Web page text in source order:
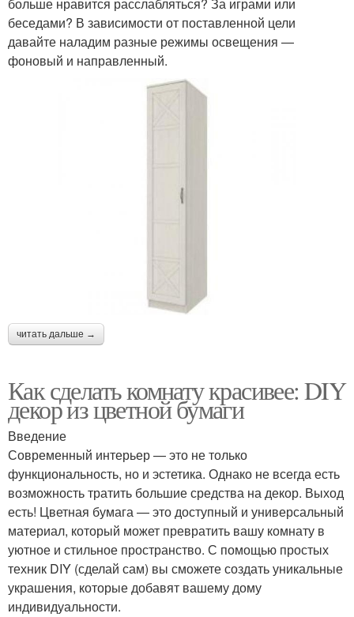
больше нравится расслабляться? За играми или
беседами? В зависимости от поставленной цели
давайте наладим разные режимы освещения —
фоновый и направленный.
читать дальше →
Как сделать комнату красивее: DIY
декор из цветной бумаги
Введение
Современный интерьер — это не только
функциональность, но и эстетика. Однако не всегда есть
возможность тратить большие средства на декор. Выход
есть! Цветная бумага — это доступный и универсальный
материал, который может превратить вашу комнату в
уютное и стильное пространство. С помощью простых
техник DIY (сделай сам) вы сможете создать уникальные
украшения, которые добавят вашему дому
индивидуальности.